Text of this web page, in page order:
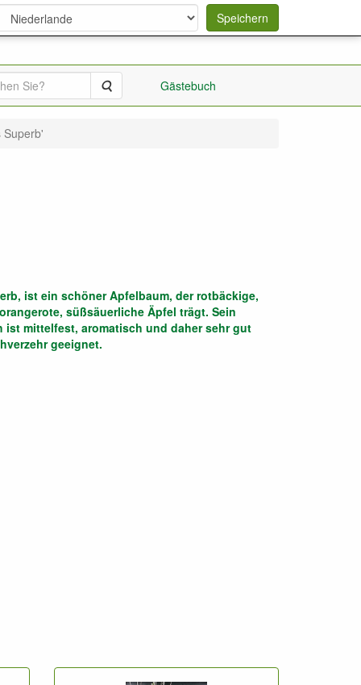
Suche Gästebuch
Superb'
ist ein schöner Apfelbaum, der rotbäckige,
süßsäuerliche Äpfel trägt. Sein
ist mittelfest, aromatisch und daher sehr gut
geeignet.
Speichern